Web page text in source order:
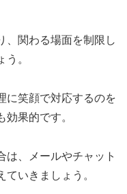
、関わる場面を制限し
。
に笑顔で対応するのを
果的です。
は、メールやチャット
いきましょう。